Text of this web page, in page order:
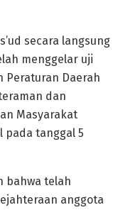
secara langsung
menggelar uji
Peraturan Daerah
dan
Masyarakat
pada tanggal 5
bahwa telah
anggota